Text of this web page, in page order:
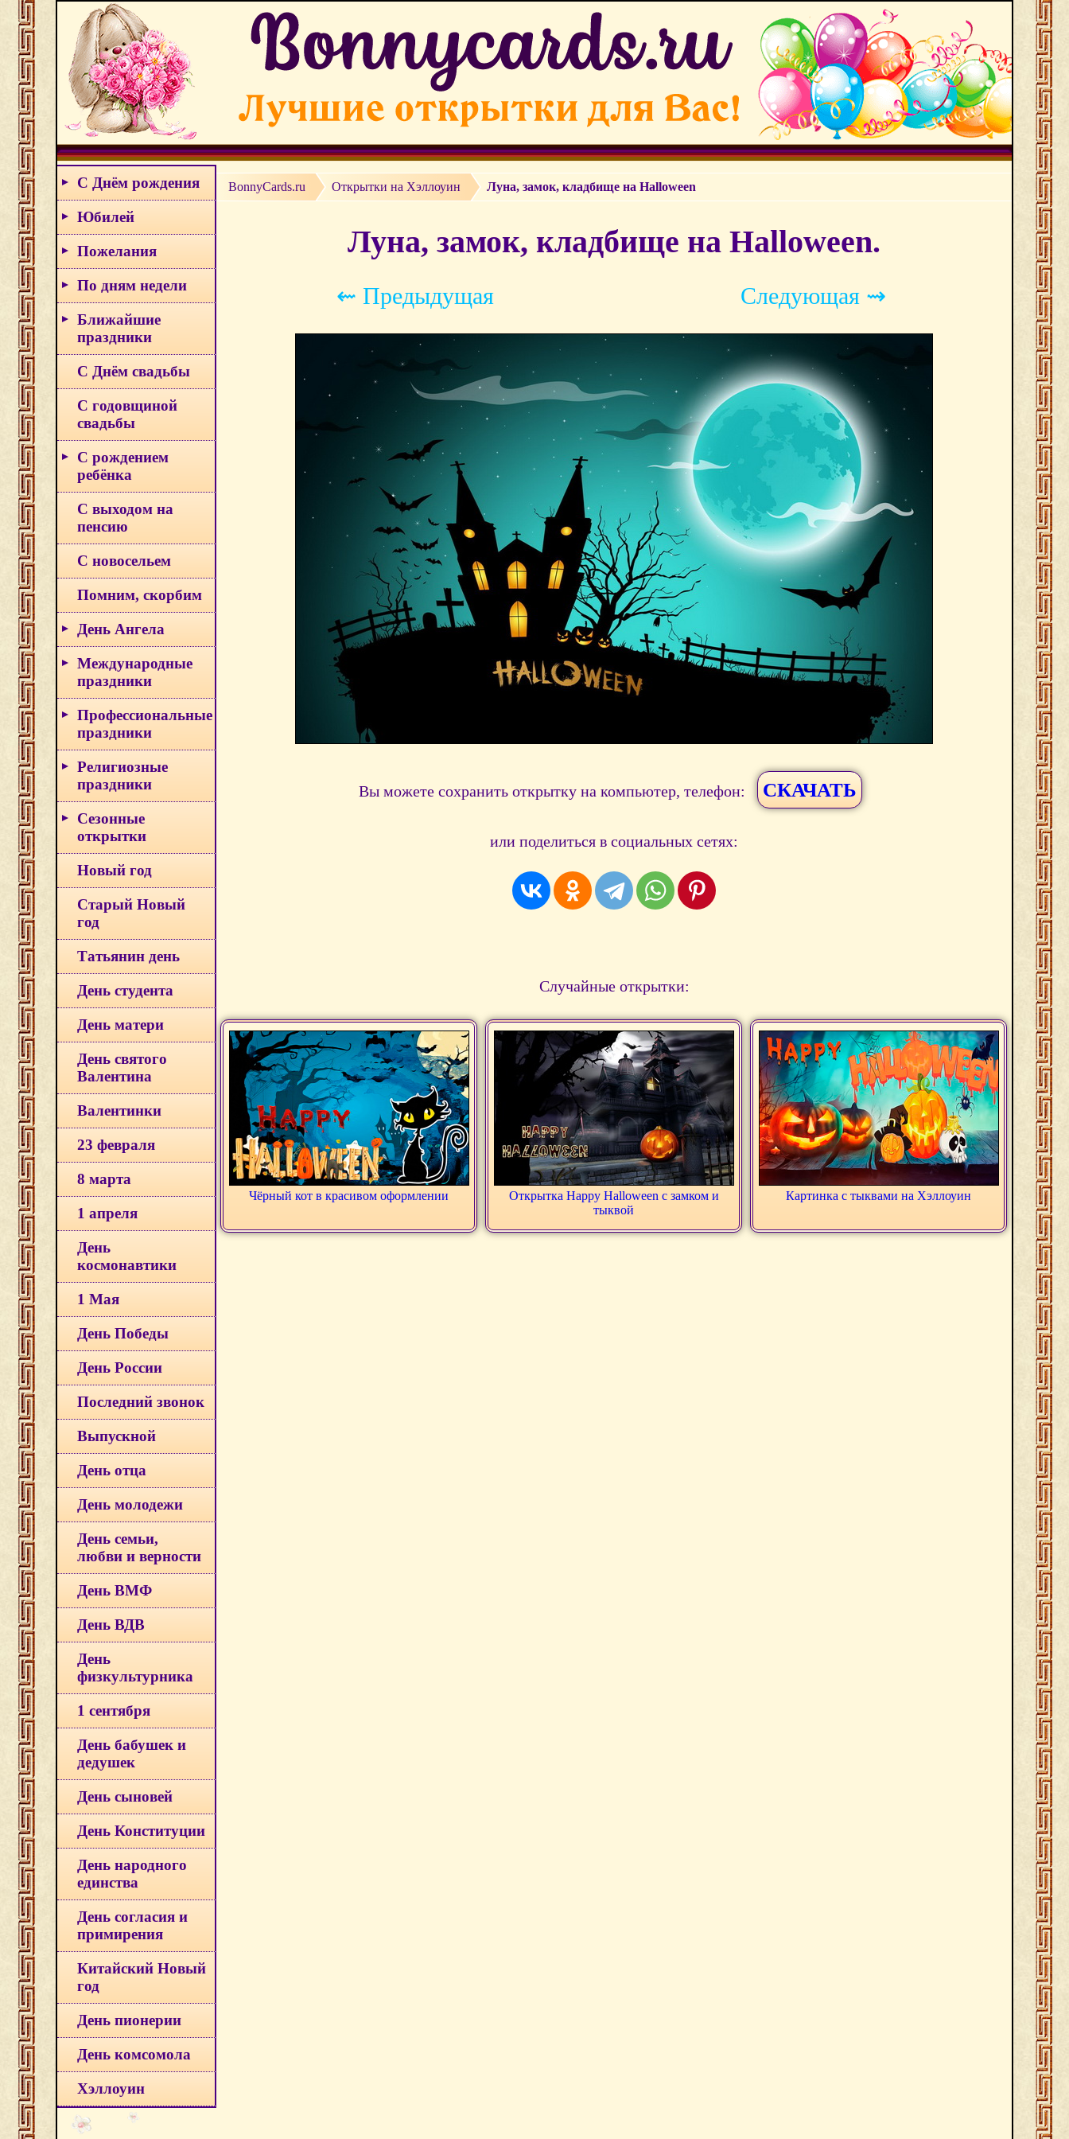
С Днём рождения
Юбилей
Пожелания
По дням недели
Ближайшие
праздники
С Днём свадьбы
С годовщиной
свадьбы
С рождением
ребёнка
С выходом на
пенсию
С новосельем
Помним, скорбим
День Ангела
Международные
праздники
Профессиональные
праздники
Религиозные
праздники
Сезонные
открытки
Новый год
Старый Новый
год
Татьянин день
День студента
День матери
День святого
Валентина
Валентинки
23 февраля
8 марта
1 апреля
День
космонавтики
1 Мая
День Победы
День России
Последний звонок
Выпускной
День отца
День молодежи
День семьи,
любви и верности
День ВМФ
День ВДВ
День
физкультурника
1 сентября
День бабушек и
дедушек
День сыновей
День Конституции
День народного
единства
День согласия и
примирения
Китайский Новый
год
День пионерии
День комсомола
Хэллоуин
BonnyCards.ru Открытки на Хэллоуин Луна, замок, кладбище на Halloween
Луна, замок, кладбище на Halloween.
⇜ Предыдущая Следующая ⇝
Вы можете сохранить открытку на компьютер, телефон: СКАЧАТЬ
или поделиться в социальных сетях:
Случайные открытки:
Чёрный кот в красивом оформлении
Открытка Happy Halloween c замком и
тыквой
Картинка с тыквами на Хэллоуин